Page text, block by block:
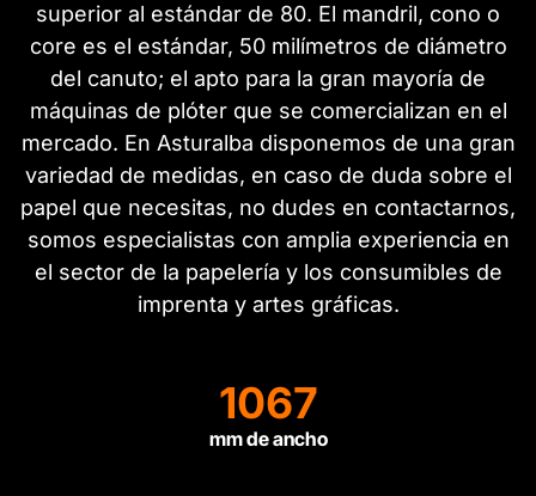
superior al estándar de 80. El mandril, cono o
core es el estándar, 50 milímetros de diámetro
del canuto; el apto para la gran mayoría de
máquinas de plóter que se comercializan en el
mercado. En Asturalba disponemos de una gran
variedad de medidas, en caso de duda sobre el
papel que necesitas, no dudes en contactarnos,
somos especialistas con amplia experiencia en
el sector de la papelería y los consumibles de
imprenta y artes gráficas.
1067
mm de ancho